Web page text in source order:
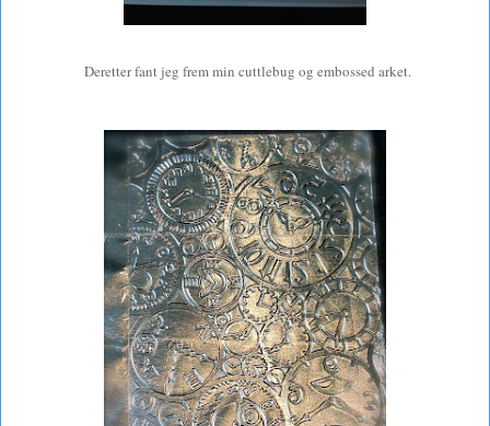
Deretter fant jeg frem min cuttlebug og embossed arket.